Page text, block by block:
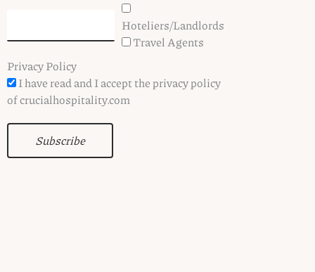
Hoteliers/Landlords
Travel Agents
Privacy Policy
I have read and I accept the privacy policy
of crucialhospitality.com
Subscribe